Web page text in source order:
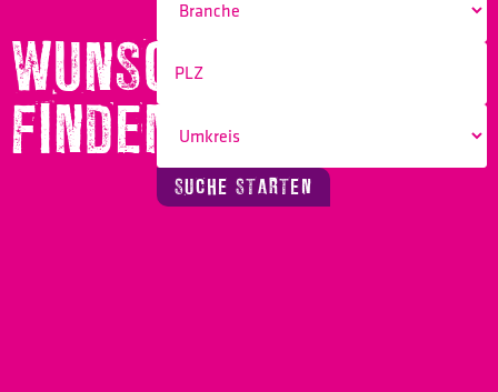
WUNSCHBERUF
FINDEN!
SUCHE STARTEN